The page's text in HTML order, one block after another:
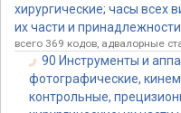
хирургические; часы всех
их части и
всего 369 кодов, адвалорные
90 Инструменты и
фотографические,
контрольные,